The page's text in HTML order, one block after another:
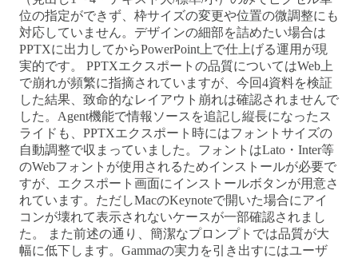
位の指定ができず、枠サイズの変更や位置の微調整にも
対応していません。デザインの細部を詰めたい場合は
PPTXに出力してからPowerPoint上で仕上げる運用が現
実的です。 PPTXエクスポートの品質についてはWeb上
で崩れが頻繁に指摘されていますが、今回4資料を検証
した結果、致命的なレイアウト崩れは確認されませんで
した。Agent機能で情報ソースを追記し縦長になったス
ライドも、PPTXエクスポート時にはフォントサイズの
自動調整で収まっていました。フォントはLato・Inter等
のWebフォントが使用されるためインストールが必要で
すが、エクスポート画面にインストールボタンが用意さ
れています。ただしMacのKeynoteで開いた場合にアイ
コンが壊れて表示されないケースが一部確認されまし
た。 また前述の通り、簡潔なプロンプトでは品質が大
幅に低下します。Gammaの実力を引き出すにはユーザ